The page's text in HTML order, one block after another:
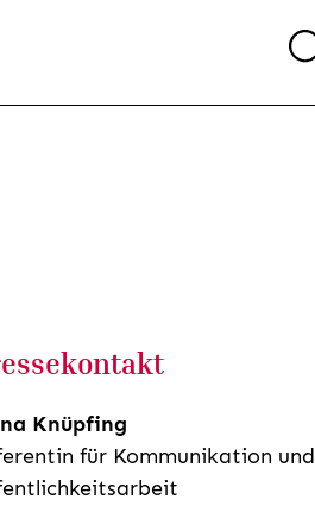
Knüpfing
für Kommunikation und